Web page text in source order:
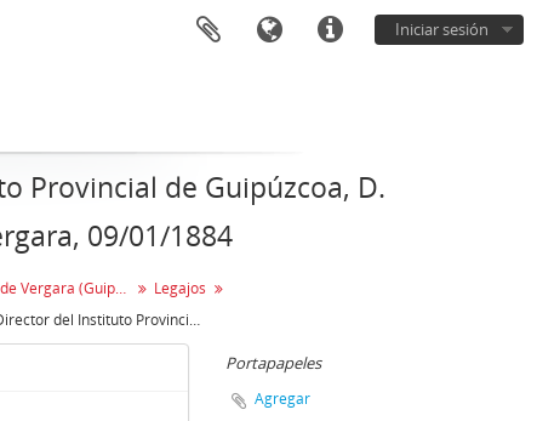
Iniciar sesión
Provincial de Guipúzcoa, D.
09/01/1884
Convento de San José de Vergara (Guipúzcoa)
Legajos
Carta del Director del Instituto Provincial de Guipúzcoa, D. Carlos Uriarte, al R. P. Director del Colegio de Vergara, 09/01/1884
Portapapeles
Agregar